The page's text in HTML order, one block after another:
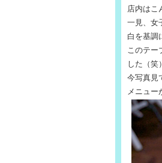
店内はこ
一見、女
白を基調
このテー
した（笑）
今写真見
メニュー